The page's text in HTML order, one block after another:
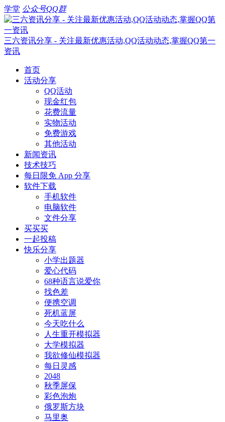
学堂 公众号QQ群
三六资讯分享 - 关注最新优惠活动,QQ活动动态,掌握QQ第一
资讯
首页
活动分享
QQ活动
现金红包
花费流量
实物活动
免费游戏
其他活动
新闻资讯
技术技巧
每日限免 App 分享
软件下载
手机软件
电脑软件
文件分享
买买买
一起投稿
快乐分享
小学出题器
爱心代码
68种语言说爱你
找色差
便携空调
死机蓝屏
今天吃什么
人生重开模拟器
大学模拟器
我欲修仙模拟器
每日灵感
2048
秋季屏保
彩色泡炮
俄罗斯方块
马里奥